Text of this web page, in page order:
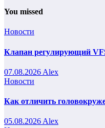
You missed
Новости
Клапан регулирующий
07.08.2026 Alex
Новости
Как отличить
05.08.2026 Alex